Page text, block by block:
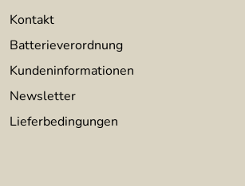
Kontakt
Batterieverordnung
Kundeninformationen
Newsletter
Lieferbedingungen